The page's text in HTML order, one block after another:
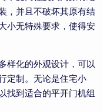
，并且不破坏其原有结
小无特殊要求，使得安
样化的外观设计，可以
定制。无论是住宅小
找到适合的平开门机组